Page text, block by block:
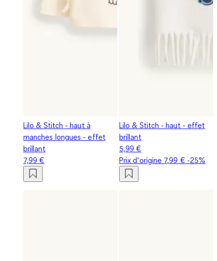
Lilo & Stitch - haut à
manches longues - effet
brillant
7,99 €
Lilo & Stitch - haut - effet
brillant
5,99 €
Prix d‘origine 7,99 €-25%